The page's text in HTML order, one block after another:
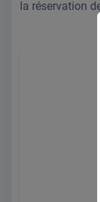
la réservation